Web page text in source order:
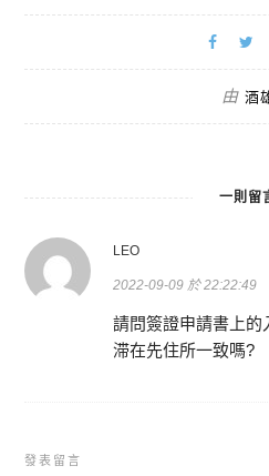
由 酒
一則留
LEO
2022-09-09 於 22:22:49
請問簽證申請書上的
滞在先住所一致嗎?
發表留言